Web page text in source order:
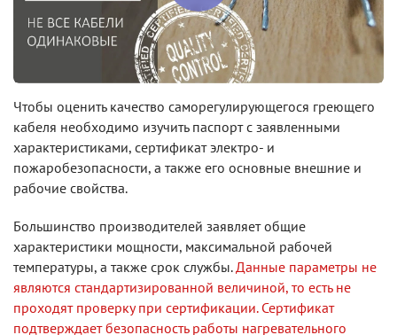
Чтобы оценить качество саморегулирующегося греющего
кабеля необходимо изучить паспорт с заявленными
характеристиками, сертификат электро- и
пожаробезопасности, а также его основные внешние и
рабочие свойства.
Большинство производителей заявляет общие
характеристики мощности, максимальной рабочей
температуры, а также срок службы. Данные параметры не
являются стандартизированной величиной, то есть не
проходят проверку при сертификации. Сертификат
подтверждает безопасность работы нагревательного